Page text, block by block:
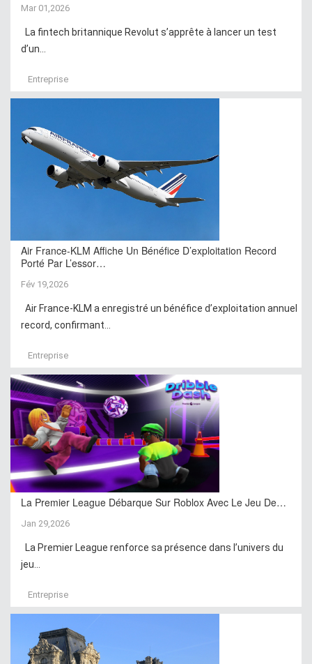
Mar 01,2026
La fintech britannique Revolut s’apprête à lancer un test
d’un...
Entreprise
Air France-KLM Affiche Un Bénéfice D’exploitation Record
Porté Par L’essor…
Fév 19,2026
Air France-KLM a enregistré un bénéfice d’exploitation annuel
record, confirmant...
Entreprise
La Premier League Débarque Sur Roblox Avec Le Jeu De…
Jan 29,2026
La Premier League renforce sa présence dans l’univers du
jeu...
Entreprise